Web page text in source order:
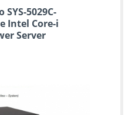
5029C-
Intel Core-i
Server